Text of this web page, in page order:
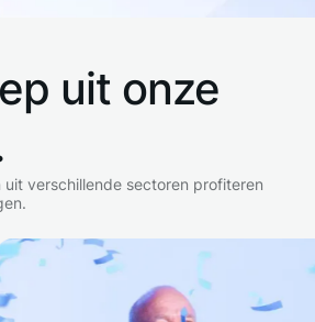
uit onze
verschillende sectoren profiteren